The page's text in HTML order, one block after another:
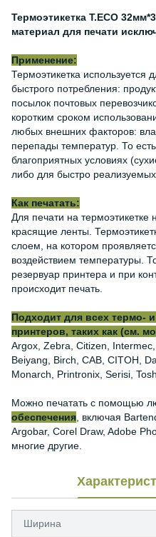
Термоэтикетка Т.ECO
материал для печати
Применение:
Термоэтикетка используется
быстрого потребления:
посылок почтовых
коротким сроком
любых внешних факторов:
перепады температур. То
благоприятных условиях
либо для быстро реализуемых
Как печатать:
Для печати на термоэтикетке
красящие ленты.
слоем, на котором
воздействием температуры.
резервуар принтера и при
происходит печать.
Подходит для всех термо-
принтеров, таких как (см.
Argox, Zebra, Citizen,
Beiyang, Birch, CAB, CITOH,
Monarch, Printronix, Serisi,
Можно печатать с помощью
обеспечения , включая
Argobar, Corel Draw, Adobe
многие другие.
Ширина